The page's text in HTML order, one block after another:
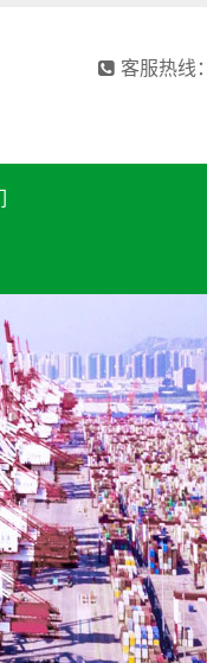
客服热线：